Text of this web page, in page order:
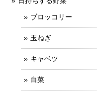
ブロッコリー
玉ねぎ
キャベツ
白菜